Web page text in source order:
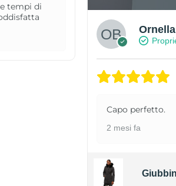
tempi di
Capo perfetto.
2 mesi fa